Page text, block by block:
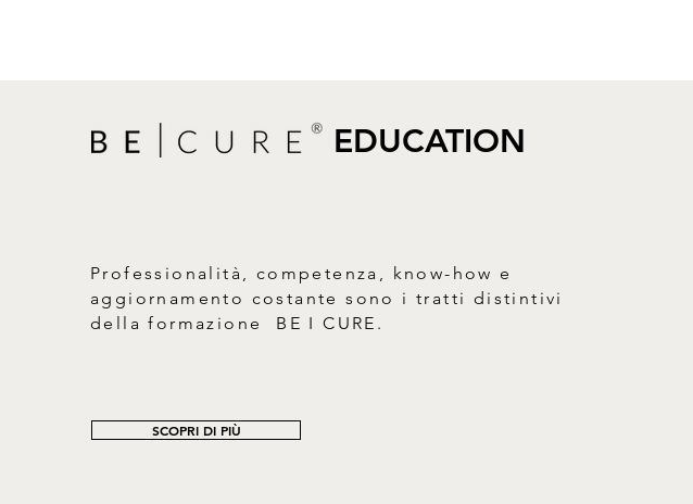
EDUCATION
Professionalità, competenza, know-how e
aggiornamento costante sono i tratti distintivi
della formazione BE I CURE.
SCOPRI DI PIÙ